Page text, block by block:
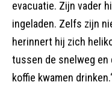
evacuatie. Zijn vader
ingeladen. Zelfs zijn
herinnert hij zich
tussen de snelweg en
koffie kwamen